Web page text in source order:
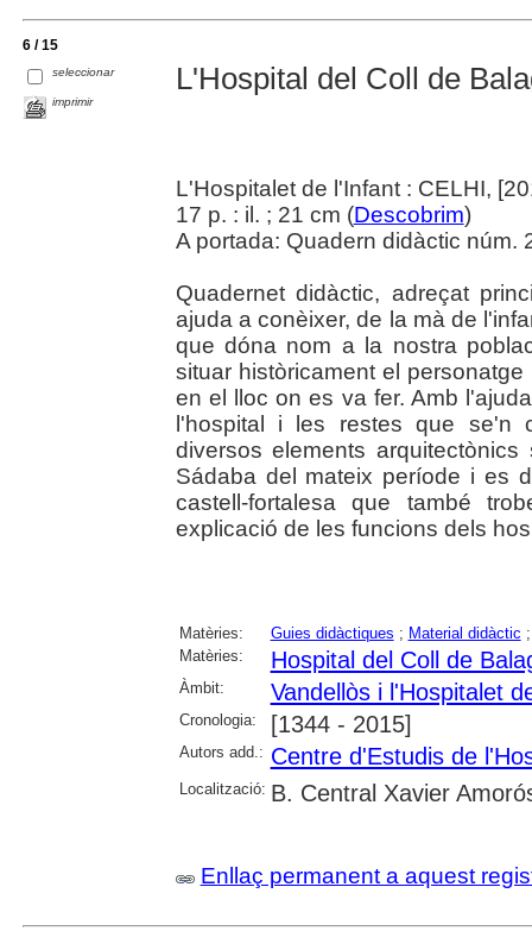
6 / 15
seleccionar
imprimir
L'Hospital del Coll de
L'Hospitalet de l'Infant : CELHI,
17 p. : il. ; 21 cm (Descobrim)
A portada: Quadern didàctic núm.
Quadernet didàctic, adreçat
ajuda a conèixer, de la mà de
que dóna nom a la nostra
situar històricament el
en el lloc on es va fer. Amb
l'hospital i les restes que se'n
diversos elements
Sádaba del mateix període i es
castell-fortalesa que també
explicació de les funcions dels
Matèries: Guies didàctiques ; Material didàctic
Matèries:
Hospital del Coll de
Àmbit: Vandellòs i l'Hospitalet
Cronologia: [1344 - 2015]
Autors add.: Centre d'Estudis de
Localització: B. Central Xavier
Enllaç permanent a aquest